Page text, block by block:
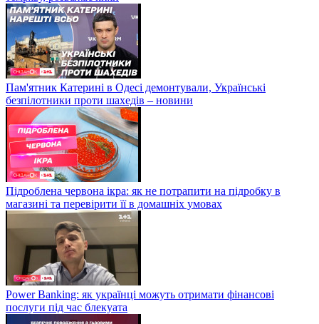
Пам'ятник Катерині в Одесі демонтували, Українські
безпілотники проти шахедів – новини
Підроблена червона ікра: як не потрапити на підробку в
магазині та перевірити її в домашніх умовах
Power Banking: як українці можуть отримати фінансові
послуги під час блекуата